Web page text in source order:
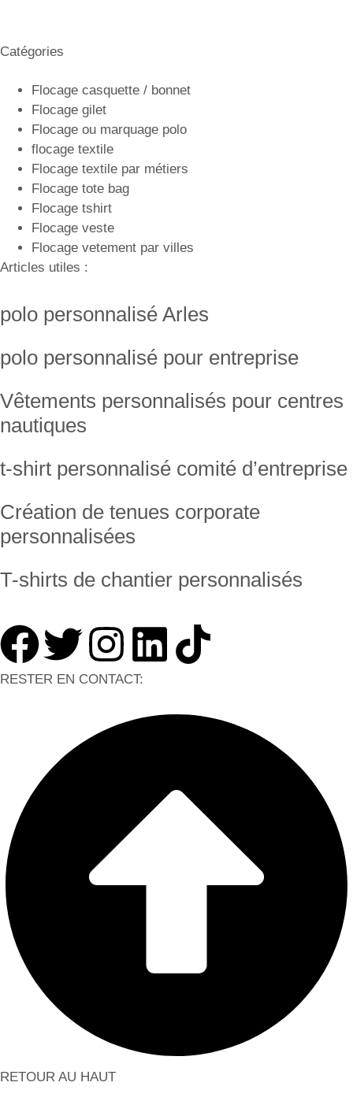
Catégories
Flocage casquette / bonnet
Flocage gilet
Flocage ou marquage polo
flocage textile
Flocage textile par métiers
Flocage tote bag
Flocage tshirt
Flocage veste
Flocage vetement par villes
Articles utiles :
polo personnalisé Arles
polo personnalisé pour entreprise
Vêtements personnalisés pour centres
nautiques
t-shirt personnalisé comité d’entreprise
Création de tenues corporate
personnalisées
T-shirts de chantier personnalisés
RESTER EN CONTACT:
RETOUR AU HAUT